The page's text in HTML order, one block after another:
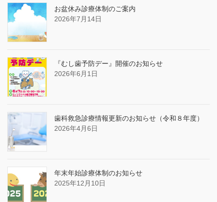
お盆休み診療体制のご案内
2026年7月14日
『むし歯予防デー』開催のお知らせ
2026年6月1日
歯科救急診療情報更新のお知らせ（令和８年度）
2026年4月6日
年末年始診療体制のお知らせ
2025年12月10日